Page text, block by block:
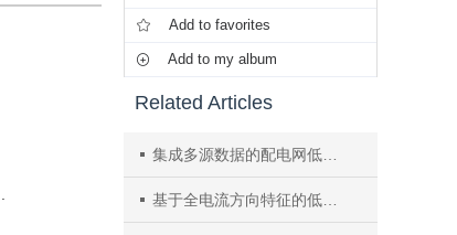
Add to favorites
Add to my album
Related Articles
集成多源数据的配电网低电压智能管理系统
基于全电流方向特征的低压配电网故障定位方法研究及分析